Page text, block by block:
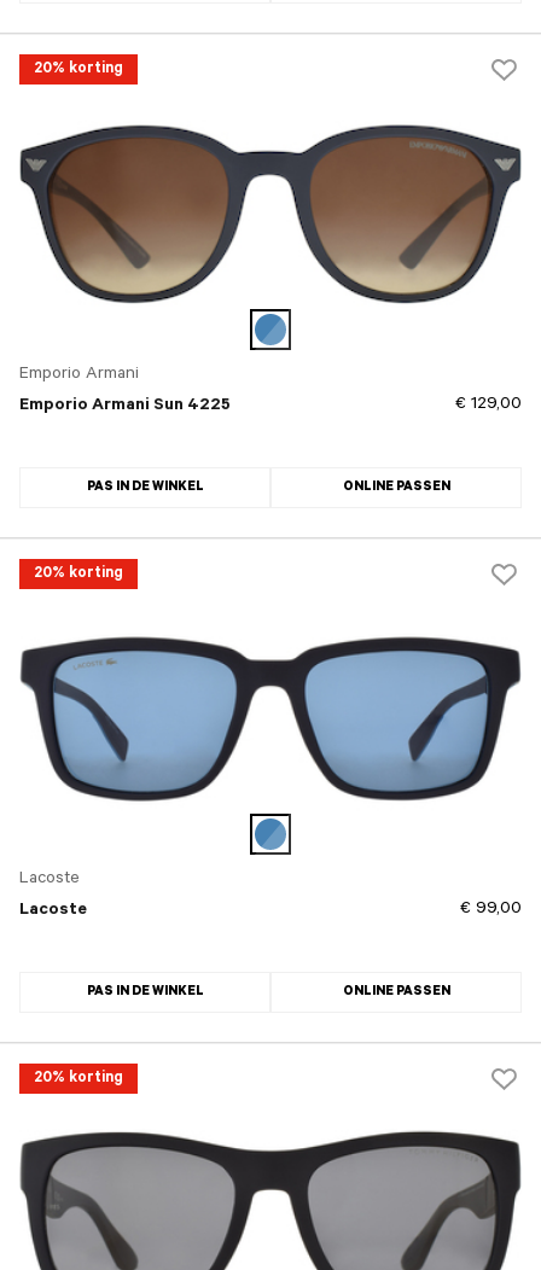
20% korting
Emporio Armani
Emporio Armani Sun 4225
€ 129,00
PAS IN DE WINKEL ONLINE PASSEN
20% korting
Lacoste
Lacoste
€ 99,00
PAS IN DE WINKEL ONLINE PASSEN
20% korting